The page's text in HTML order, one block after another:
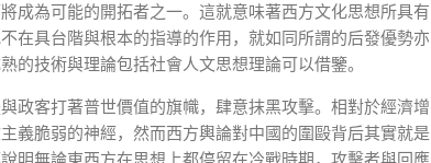
成為可能的開拓者之一。這就意味著西方文化思想所具有
在具台階與根本的指導的作用，就如同所謂的后發優勢亦
的技術與理論包括社會人文思想理論可以借鑒。
政客打著普世價值的旗幟，肆意抹黑攻擊。相對於經濟增
義脆弱的神經，然而西方輿論對中國的圍毆背后其實就是